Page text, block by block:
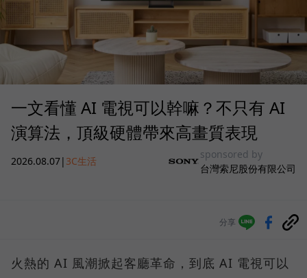
一文看懂 AI 電視可以幹嘛？不只有 AI
演算法，頂級硬體帶來高畫質表現
2026.08.07| 3C生活
sponsored by
台灣索尼股份有限公司
分享
火熱的 AI 風潮掀起客廳革命，到底 AI 電視可以